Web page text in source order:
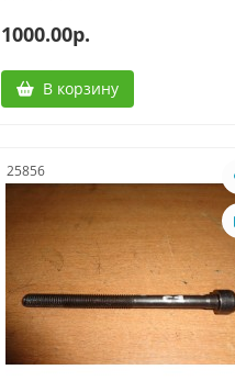
1000.00р.
В корзину
25856